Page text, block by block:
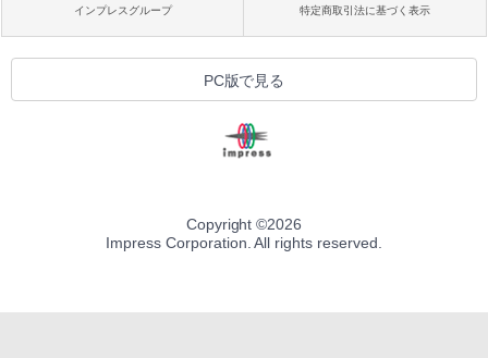
インプレスグループ 特定商取引法に基づく表示
PC版で見る
Copyright ©2026
Impress Corporation. All rights reserved.